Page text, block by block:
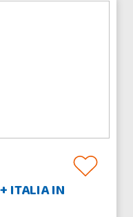
ITALIA IN